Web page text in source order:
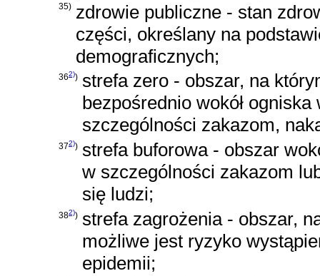
35) zdrowie publiczne - stan
części, określany na
demograficznych;
362)) strefa zero - obszar, na
bezpośrednio wokół
szczególności zakazom,
372)) strefa buforowa - obszar
w szczególności zakazom
się ludzi;
382)) strefa zagrożenia - obszar,
możliwe jest ryzyko
epidemii;